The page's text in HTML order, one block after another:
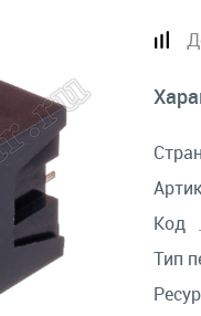
Код
Тип